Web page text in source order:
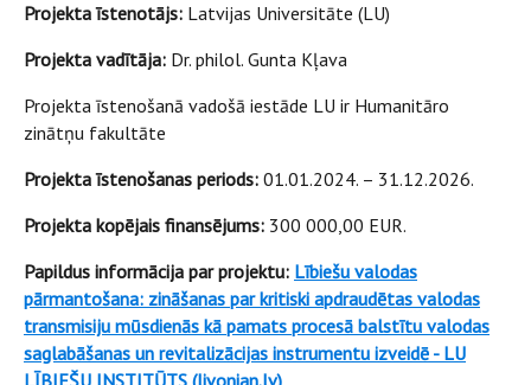
Projekta īstenotājs: Latvijas Universitāte (LU)
Projekta vadītāja: Dr. philol. Gunta Kļava
Projekta īstenošanā vadošā iestāde LU ir Humanitāro
zinātņu fakultāte
Projekta īstenošanas periods: 01.01.2024. – 31.12.2026.
Projekta kopējais finansējums: 300 000,00 EUR.
Papildus informācija par projektu: Lībiešu valodas
pārmantošana: zināšanas par kritiski apdraudētas valodas
transmisiju mūsdienās kā pamats procesā balstītu valodas
saglabāšanas un revitalizācijas instrumentu izveidē - LU
LĪBIEŠU INSTITŪTS (livonian.lv)